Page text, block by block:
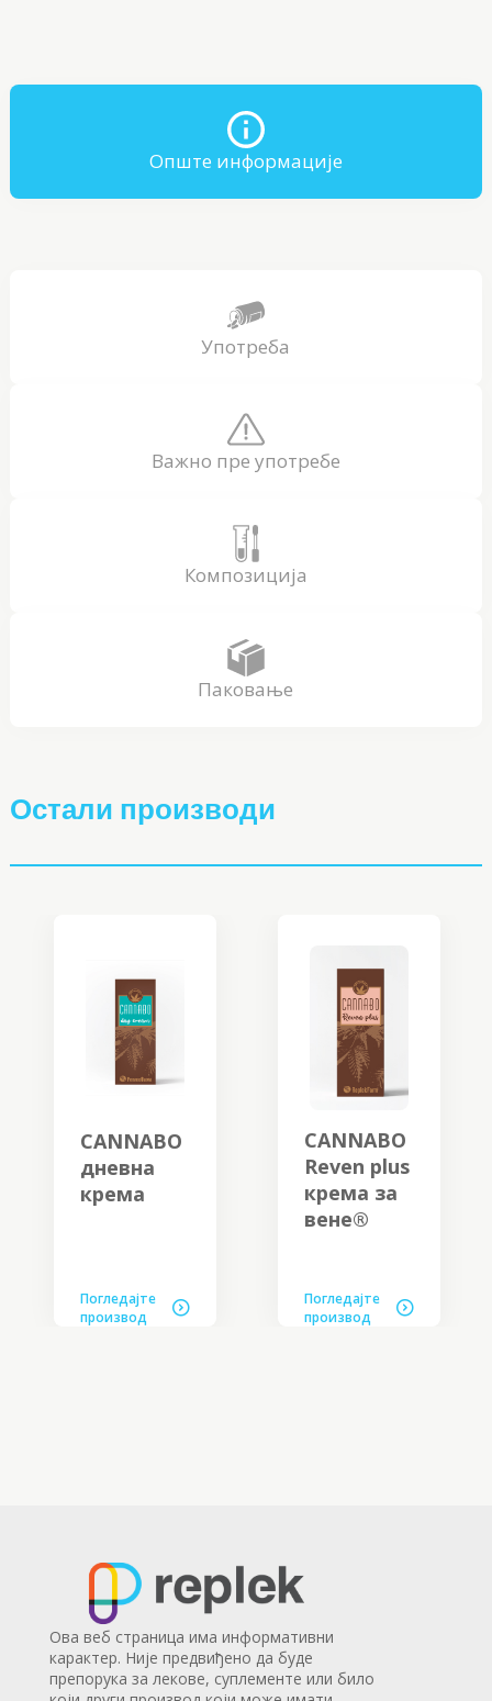
Опште информације
Употреба
Важно пре употребе
Композиција
Паковање
Остали производи
CANNABO
дневна
крема
Погледајте
производ
CANNABO
Reven plus
крема за
вене®
Погледајте
производ
Ова веб страница има информативни
карактер. Није предвиђено да буде
препорука за лекове, суплементе или било